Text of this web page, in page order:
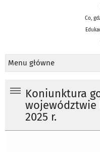
Co,
Menu główne
Koniunktura
2025 r.